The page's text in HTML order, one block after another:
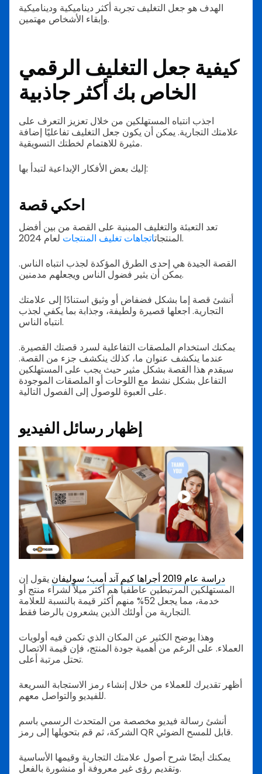
الهدف هو جعل التغليف تجربة أكثر ديناميكية وديناميكية
وإبقاء الأشخاص مهتمين.
كيفية جعل التغليف الرقمي
الخاص بك أكثر جاذبية
اجذب انتباه المستهلكين من خلال تعزيز التعرف على
علامتك التجارية. يمكن أن يكون جعل التغليف تفاعليًا إضافة
مثيرة للاهتمام لخطتك التسويقية.
إليك بعض الأفكار الإبداعية لتبدأ بها:
تعد التعبئة والتغليف المبنية على القصة من بين أفضل
المنتجاتاتجاهات تغليف المنتجات
لعام 2024.
القصة الجيدة هي إحدى الطرق المؤكدة لجذب انتباه الناس.
يمكن أن يثير فضول الناس ويجعلهم مدمنين.
أنشئ قصة إما بشكل فضفاض أو وثيق استنادًا إلى علامتك
التجارية. اجعلها قصيرة ولطيفة، وجذابة بما يكفي لجذب
انتباه الناس.
يمكنك استخدام الملصقات التفاعلية لسرد قصتك القصيرة.
عندما ينكشف عنوان ما، كذلك ينكشف جزء من القصة.
سيقدم هذا القصة بشكل مثير حيث يجب على المستهلكين
التفاعل بشكل نشط مع اللوحات أو الملصقات الموجودة
على العبوة للوصول إلى الفصول التالية.
إظهار رسائل الفيديو
دراسة عام 2019 أجراها كيم آند أمب؛ سوليفان
يقول إن
المستهلكين المرتبطين عاطفياً هم أكثر ميلاً لشراء منتج أو
خدمة، مما يجعل 52% منهم أكثر قيمة بالنسبة للعلامة
التجارية من أولئك الذين يشعرون بالرضا فقط.
وهذا يوضح الكثير عن المكان الذي تكمن فيه أولويات
العملاء. على الرغم من أهمية جودة المنتج، فإن قيمة الاتصال
تحتل مرتبة أعلى.
أظهر تقديرك للعملاء من خلال إنشاء رمز الاستجابة السريعة
للفيديو والتواصل معهم.
أنشئ رسالة فيديو مخصصة من المتحدث الرسمي باسم
الشركة، ثم قم بتحويلها إلى رمز QR قابل للمسح الضوئي.
يمكنك أيضًا شرح أصول علامتك التجارية وقيمها الأساسية
وتقديم رؤى غير معروفة أو منشورة بالفعل.